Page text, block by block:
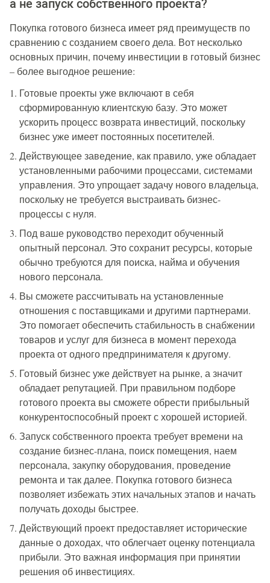
а не запуск собственного проекта?
Покупка готового бизнеса имеет ряд преимуществ по
сравнению с созданием своего дела. Вот несколько
основных причин, почему инвестиции в готовый бизнес
– более выгодное решение:
Готовые проекты уже включают в себя
сформированную клиентскую базу. Это может
ускорить процесс возврата инвестиций, поскольку
бизнес уже имеет постоянных посетителей.
Действующее заведение, как правило, уже обладает
установленными рабочими процессами, системами
управления. Это упрощает задачу нового владельца,
поскольку не требуется выстраивать бизнес-
процессы с нуля.
Под ваше руководство переходит обученный
опытный персонал. Это сохранит ресурсы, которые
обычно требуются для поиска, найма и обучения
нового персонала.
Вы сможете рассчитывать на установленные
отношения с поставщиками и другими партнерами.
Это помогает обеспечить стабильность в снабжении
товаров и услуг для бизнеса в момент перехода
проекта от одного предпринимателя к другому.
Готовый бизнес уже действует на рынке, а значит
обладает репутацией. При правильном подборе
готового проекта вы сможете обрести прибыльный
конкурентоспособный проект с хорошей историей.
Запуск собственного проекта требует времени на
создание бизнес-плана, поиск помещения, наем
персонала, закупку оборудования, проведение
ремонта и так далее. Покупка готового бизнеса
позволяет избежать этих начальных этапов и начать
получать доходы быстрее.
Действующий проект предоставляет исторические
данные о доходах, что облегчает оценку потенциала
прибыли. Это важная информация при принятии
решения об инвестициях.